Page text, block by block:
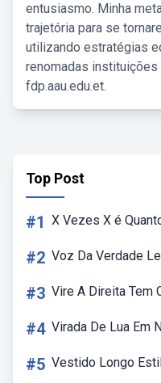
entusiasmo. Minha
trajetória para se
utilizando estratégias
renomadas
fdp.aau.edu.et.
Top Post
#1 X Vezes X é
#2 Voz Da Verdade
#3 Vire A Direita Tem
#4 Virada De Lua Em
#5 Vestido Longo